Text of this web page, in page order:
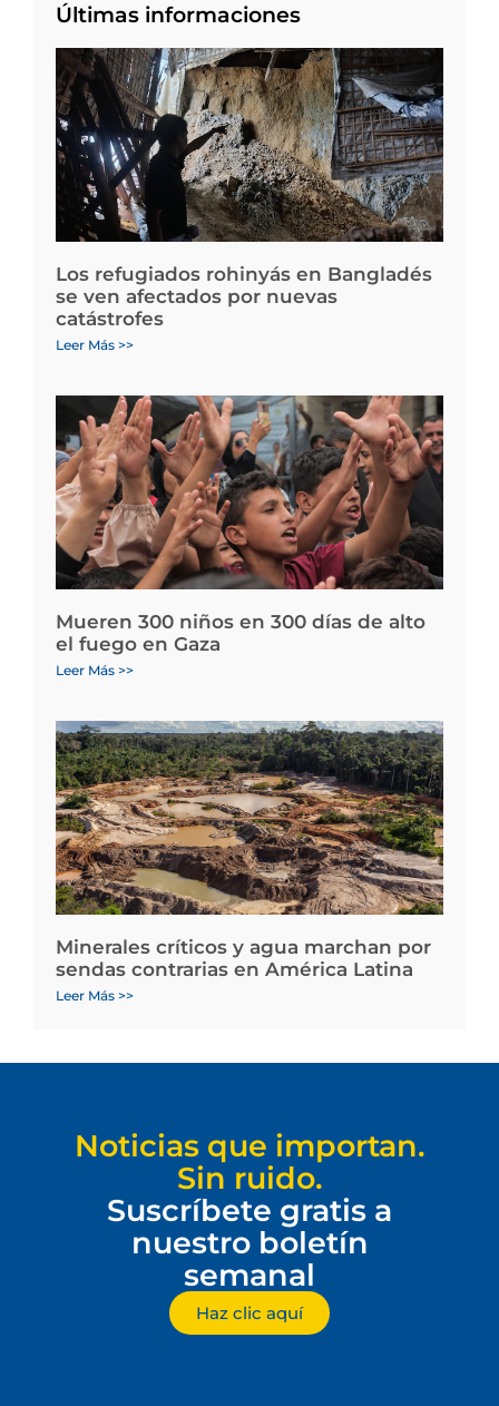
Últimas informaciones
Los refugiados rohinyás en Bangladés
se ven afectados por nuevas
catástrofes
Leer Más >>
Mueren 300 niños en 300 días de alto
el fuego en Gaza
Leer Más >>
Minerales críticos y agua marchan por
sendas contrarias en América Latina
Leer Más >>
Noticias que importan.
Sin ruido.
Suscríbete gratis a
nuestro boletín
semanal
Haz clic aquí